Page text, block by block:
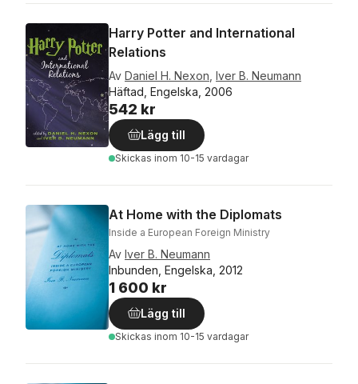
Harry Potter and International
Relations
Av Daniel H. Nexon Iver B. Neumann
Häftad, Engelska, 2006
542 kr
Lägg till
Skickas inom 10-15 vardagar
At Home with the Diplomats
Inside a European Foreign Ministry
Av Iver B. Neumann
Inbunden, Engelska, 2012
1 600 kr
Lägg till
Skickas inom 10-15 vardagar